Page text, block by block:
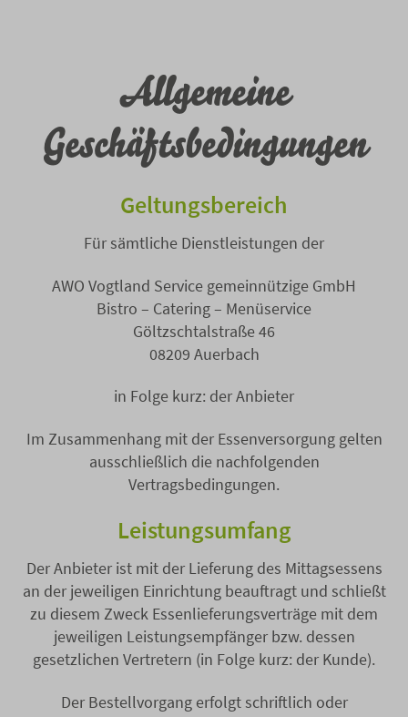
Allgemeine
Geschäftsbedingungen
Geltungsbereich
Für sämtliche Dienstleistungen der
AWO Vogtland Service gemeinnützige GmbH
Bistro – Catering – Menüservice
Göltzschtalstraße 46
08209 Auerbach
in Folge kurz: der Anbieter
Im Zusammenhang mit der Essenversorgung gelten
ausschließlich die nachfolgenden
Vertragsbedingungen.
Leistungsumfang
Der Anbieter ist mit der Lieferung des Mittagsessens
an der jeweiligen Einrichtung beauftragt und schließt
zu diesem Zweck Essenlieferungsverträge mit dem
jeweiligen Leistungsempfänger bzw. dessen
gesetzlichen Vertretern (in Folge kurz: der Kunde).
Der Bestellvorgang erfolgt schriftlich oder